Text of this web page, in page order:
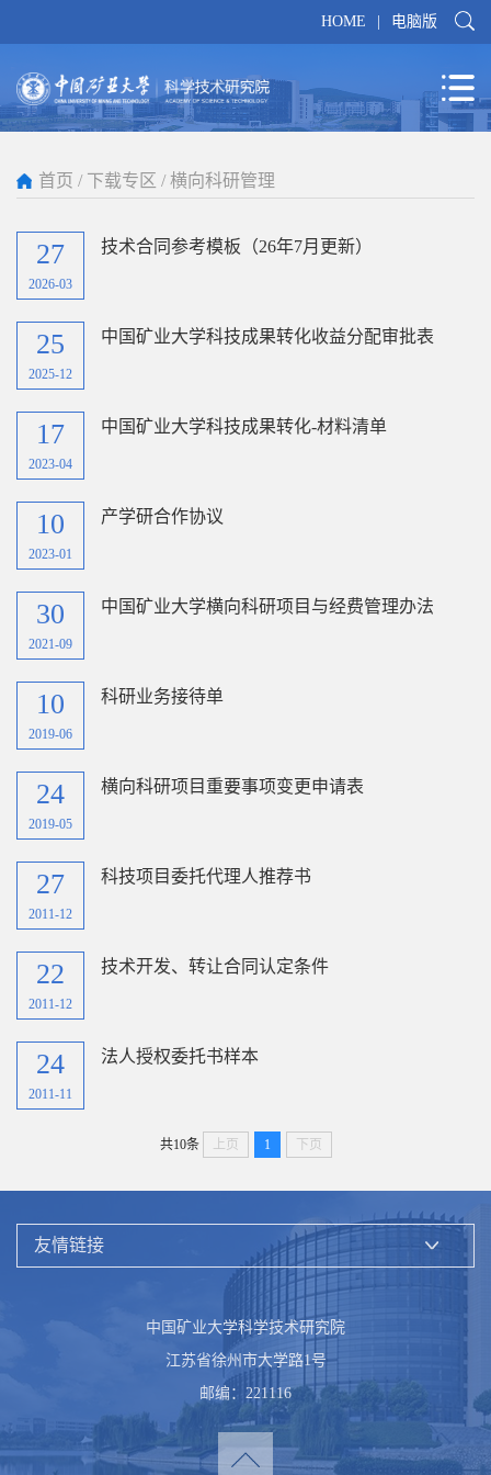
HOME 电脑版
首页 / 下载专区 /横向科研管理
27
2026-03
技术合同参考模板（26年7月更新）
25
2025-12
中国矿业大学科技成果转化收益分配审批表
17
2023-04
中国矿业大学科技成果转化-材料清单
10
2023-01
产学研合作协议
30
2021-09
中国矿业大学横向科研项目与经费管理办法
10
2019-06
科研业务接待单
24
2019-05
横向科研项目重要事项变更申请表
27
2011-12
科技项目委托代理人推荐书
22
2011-12
技术开发、转让合同认定条件
24
2011-11
法人授权委托书样本
共10条 上页 1 下页
中国矿业大学科学技术研究院
江苏省徐州市大学路1号
邮编：221116